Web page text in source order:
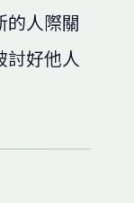
的人際關
好他人